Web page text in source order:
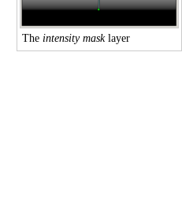
The intensity masklayer